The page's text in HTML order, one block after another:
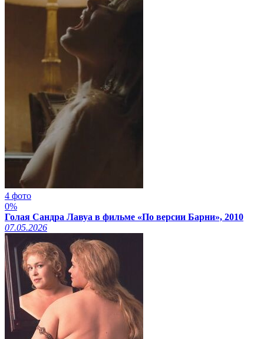
4 фото
0%
Голая Сандра Лавуа в фильме «По версии Барни», 2010
07.05.2026